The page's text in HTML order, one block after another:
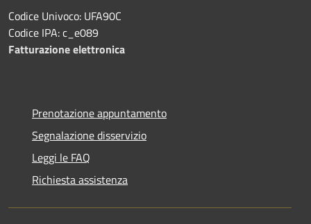
Codice Univoco: UFA90C
Codice IPA: c_e089
Fatturazione elettronica
Prenotazione appuntamento
Segnalazione disservizio
Leggi le FAQ
Richiesta assistenza